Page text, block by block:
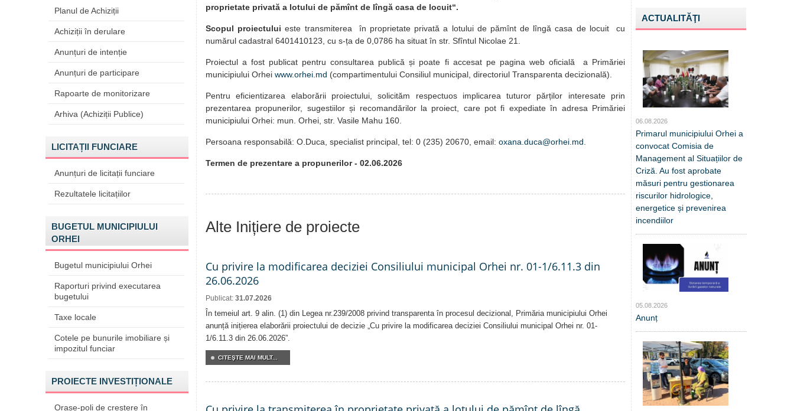
Planul de Achiziții
Achiziții în derulare
Anunțuri de intenție
Anunțuri de participare
Rapoarte de monitorizare
Arhiva (Achiziții Publice)
LICITAȚII FUNCIARE
Anunțuri de licitații funciare
Rezultatele licitațiilor
BUGETUL MUNICIPIULUI
ORHEI
Bugetul municipiului Orhei
Raporturi privind executarea
bugetului
Taxe locale
Cotele pe bunurile imobiliare și
impozitul funciar
PROIECTE INVESTIȚIONALE
Orașe-poli de creștere în
proprietate privată a lotului de pămînt de lîngă casa de locuit“.
Scopul proiectului este transmiterea în proprietate privată a lotului de pămînt de lîngă casa de locuit cu
numărul cadastral 6401410123, cu s-ța de 0,0786 ha situat în str. Sfîntul Nicolae 21.
Proiectul a fost publicat pentru consultarea publică și poate fi accesat pe pagina web oficială a Primăriei
municipiului Orhei www.orhei.md (compartimentului Consiliul municipal, directoriul Transparenta decizională).
Pentru eficientizarea elaborării proiectului, solicităm respectuos implicarea tuturor părților interesate prin
prezentarea propunerilor, sugestiilor și recomandărilor la proiect, care pot fi expediate în adresa Primăriei
municipiului Orhei: mun. Orhei, str. Vasile Mahu 160.
Persoana responsabilă: O.Duca, specialist principal, tel: 0 (235) 20670, email: oxana.duca@orhei.md
Termen de prezentare a propunerilor - 02.06.2026
Alte Inițiere de proiecte
Cu privire la modificarea deciziei Consiliului municipal Orhei nr. 01-1/6.11.3 din
26.06.2026
Publicat: 31.07.2026
În temeiul art. 9 alin. (1) din Legea nr.239/2008 privind transparenta în procesul decizional, Primăria municipiului Orhei
anunță inițierea elaborării proiectului de decizie „Cu privire la modificarea deciziei Consiliului municipal Orhei nr. 01-
1/6.11.3 din 26.06.2026”.
CITEŞTE MAI MULT...
ACTUALITĂŢI
06.08.2026
Primarul municipiului Orhei a
convocat Comisia de
Management al Situațiilor de
Criză. Au fost aprobate
măsuri pentru gestionarea
riscurilor hidrologice,
energetice și prevenirea
incendiilor
05.08.2026
Anunț